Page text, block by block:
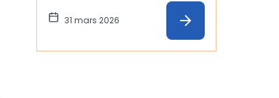
31 mars 2026